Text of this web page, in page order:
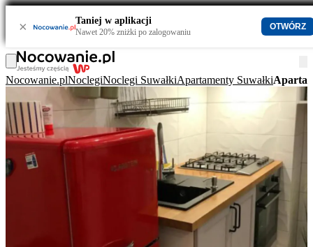
× Taniej w aplikacji
Nawet 20% zniżki po zalogowaniu
OTWÓRZ
Nocowanie.plNoclegiNoclegi SuwałkiApartamenty Suwałki